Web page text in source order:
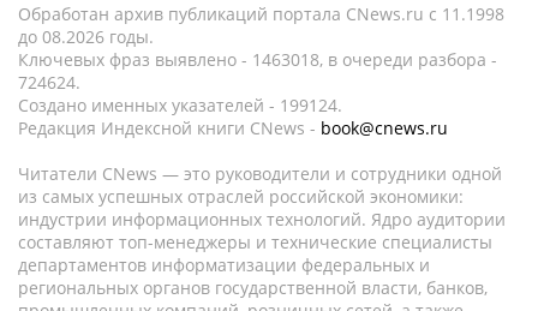
Обработан архив публикаций портала CNews.ru c 11.1998
до 08.2026 годы.
Ключевых фраз выявлено - 1463018, в очереди разбора -
724624.
Создано именных указателей - 199124.
Редакция Индексной книги CNews - book@cnews.ru
Читатели CNews — это руководители и сотрудники одной
из самых успешных отраслей российской экономики:
индустрии информационных технологий. Ядро аудитории
составляют топ-менеджеры и технические специалисты
департаментов информатизации федеральных и
региональных органов государственной власти, банков,